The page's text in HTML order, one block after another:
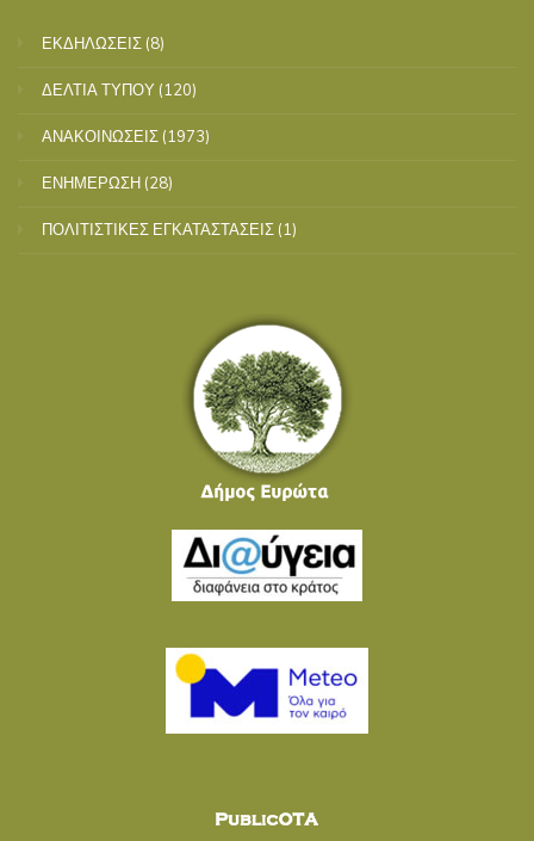
ΕΚΔΗΛΩΣΕΙΣ (8)
ΔΕΛΤΙΑ ΤΥΠΟΥ (120)
ΑΝΑΚΟΙΝΩΣΕΙΣ (1973)
ΕΝΗΜΕΡΩΣΗ (28)
ΠΟΛΙΤΙΣΤΙΚΕΣ ΕΓΚΑΤΑΣΤΑΣΕΙΣ (1)